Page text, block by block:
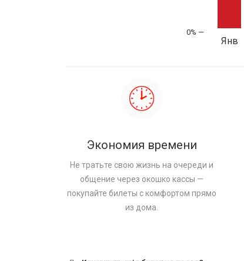
Янв
Экономия времени
Не тратьте свою жизнь на очереди и
общение через окошко кассы —
покупайте билеты с комфортом прямо
из дома.